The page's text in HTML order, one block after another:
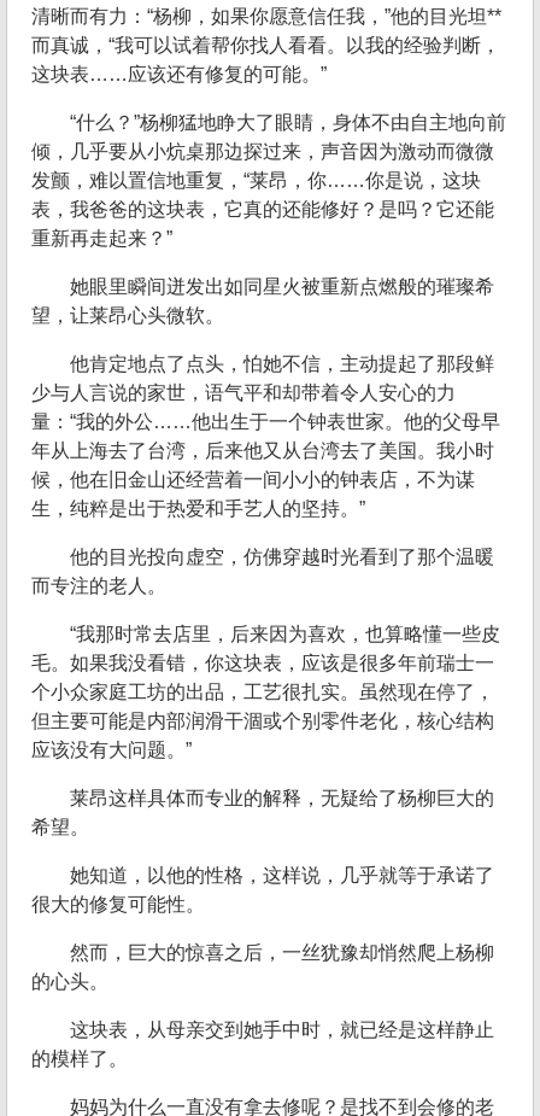
清晰而有力：“杨柳，如果你愿意信任我，”他的目光坦**
而真诚，“我可以试着帮你找人看看。以我的经验判断，
这块表……应该还有修复的可能。”
“什么？”杨柳猛地睁大了眼睛，身体不由自主地向前
倾，几乎要从小炕桌那边探过来，声音因为激动而微微
发颤，难以置信地重复，“莱昂，你……你是说，这块
表，我爸爸的这块表，它真的还能修好？是吗？它还能
重新再走起来？”
她眼里瞬间迸发出如同星火被重新点燃般的璀璨希
望，让莱昂心头微软。
他肯定地点了点头，怕她不信，主动提起了那段鲜
少与人言说的家世，语气平和却带着令人安心的力
量：“我的外公……他出生于一个钟表世家。他的父母早
年从上海去了台湾，后来他又从台湾去了美国。我小时
候，他在旧金山还经营着一间小小的钟表店，不为谋
生，纯粹是出于热爱和手艺人的坚持。”
他的目光投向虚空，仿佛穿越时光看到了那个温暖
而专注的老人。
“我那时常去店里，后来因为喜欢，也算略懂一些皮
毛。如果我没看错，你这块表，应该是很多年前瑞士一
个小众家庭工坊的出品，工艺很扎实。虽然现在停了，
但主要可能是内部润滑干涸或个别零件老化，核心结构
应该没有大问题。”
莱昂这样具体而专业的解释，无疑给了杨柳巨大的
希望。
她知道，以他的性格，这样说，几乎就等于承诺了
很大的修复可能性。
然而，巨大的惊喜之后，一丝犹豫却悄然爬上杨柳
的心头。
这块表，从母亲交到她手中时，就已经是这样静止
的模样了。
妈妈为什么一直没有拿去修呢？是找不到会修的老